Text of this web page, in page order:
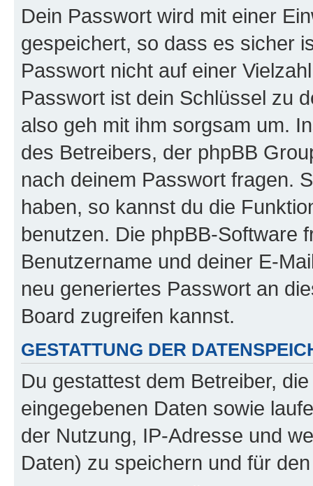
Dein Passwort wird mit einer
gespeichert, so dass es sicher
Passwort nicht auf einer
Passwort ist dein Schlüssel zu
also geh mit ihm sorgsam um.
des Betreibers, der phpBB
nach deinem Passwort fragen.
haben, so kannst du die
benutzen. Die phpBB-Software
Benutzername und deiner E-
neu generiertes Passwort an
Board zugreifen kannst.
GESTATTUNG DER
Du gestattest dem Betreiber,
eingegebenen Daten sowie
der Nutzung, IP-Adresse und
Daten) zu speichern und für